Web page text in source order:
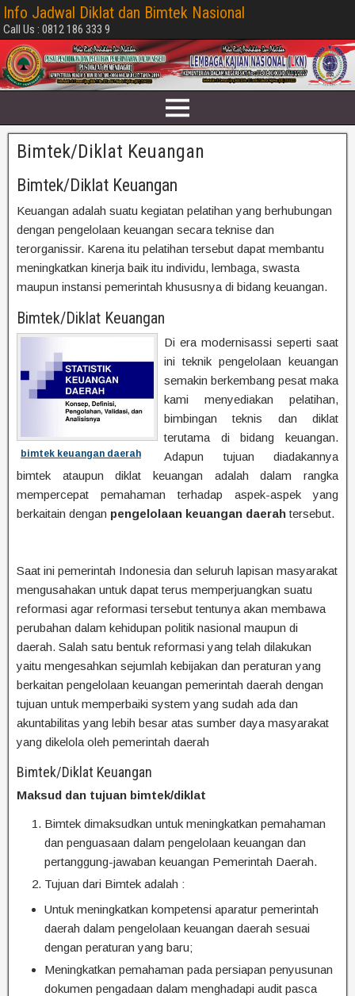
Info Jadwal Diklat dan Bimtek Nasional
Call Us : 0812 186 333 9
Bimtek/Diklat Keuangan
Bimtek/Diklat Keuangan
Keuangan adalah suatu kegiatan pelatihan yang berhubungan
dengan pengelolaan keuangan secara teknise dan
terorganissir. Karena itu pelatihan tersebut dapat membantu
meningkatkan kinerja baik itu individu, lembaga, swasta
maupun instansi pemerintah khususnya di bidang keuangan.
Bimtek/Diklat Keuangan
bimtek keuangan daerah
Di era modernisassi seperti saat
ini teknik pengelolaan keuangan
semakin berkembang pesat maka
kami menyediakan pelatihan,
bimbingan teknis dan diklat
terutama di bidang keuangan.
Adapun tujuan diadakannya
bimtek ataupun diklat keuangan adalah dalam rangka
mempercepat pemahaman terhadap aspek-aspek yang
berkaitain dengan pengelolaan keuangan daerahtersebut.
Saat ini pemerintah Indonesia dan seluruh lapisan masyarakat
mengusahakan untuk dapat terus memperjuangkan suatu
reformasi agar reformasi tersebut tentunya akan membawa
perubahan dalam kehidupan politik nasional maupun di
daerah. Salah satu bentuk reformasi yang telah dilakukan
yaitu mengesahkan sejumlah kebijakan dan peraturan yang
berkaitan pengelolaan keuangan pemerintah daerah dengan
tujuan untuk memperbaiki system yang sudah ada dan
akuntabilitas yang lebih besar atas sumber daya masyarakat
yang dikelola oleh pemerintah daerah
Bimtek/Diklat Keuangan
Maksud dan tujuan bimtek/diklat
Bimtek dimaksudkan untuk meningkatkan pemahaman
dan penguasaan dalam pengelolaan keuangan dan
pertanggung-jawaban keuangan Pemerintah Daerah.
Tujuan dari Bimtek adalah :
Untuk meningkatkan kompetensi aparatur pemerintah
daerah dalam pengelolaan keuangan daerah sesuai
dengan peraturan yang baru;
Meningkatkan pemahaman pada persiapan penyusunan
dokumen pengadaan dalam menghadapi audit pasca